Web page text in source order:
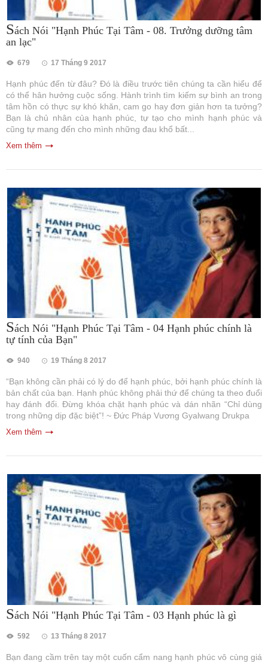
Sách Nói "Hạnh Phúc Tại Tâm - 08. Trưởng dưỡng tâm
an lạc"
679 17 Tháng 9 2017
Hạnh phúc đến từ đâu? Đó là điều trước tiên chúng ta cần hiểu để
có thể hân hưởng cuộc sống. Hành trình tìm kiếm sự bình an trong
tâm hồn có thực sự khó khăn, cam go hay đơn giản hơn ta tưởng?
Bạn là chủ nhân của hạnh phúc, tự tạo cho mình hạnh phúc và
cũng tự mang đến cho mình những đau khổ bất...
Xem thêm
Sách Nói "Hạnh Phúc Tại Tâm - 04 Hạnh phúc chính là
tự tính của Bạn"
940 19 Tháng 8 2017
“Bạn không cần phải có lý do để hạnh phúc, bởi hạnh phúc chính là
bản chất của bạn. Hạnh phúc không phải thứ để chúng ta theo đuổi
hay đánh đổi. Đừng khóa chặt hạnh phúc và dán nhãn “Chỉ dùng
trong những dịp đặc biệt”! ~ Đức Pháp Vương Gyalwang Drukpa
Xem thêm
Sách Nói "Hạnh Phúc Tại Tâm - 03 Hạnh phúc là gì
592 13 Tháng 8 2017
Bạn đang cầm trên tay một cuốn cẩm nang hạnh phúc vô cùng giá